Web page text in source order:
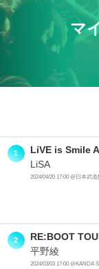
マ
1 LiVE is Smile
LiSA
2024/04/20 17:00 @日本武道
2 RE:BOOT
平野綾
2024/03/03 17:00 @KANDA